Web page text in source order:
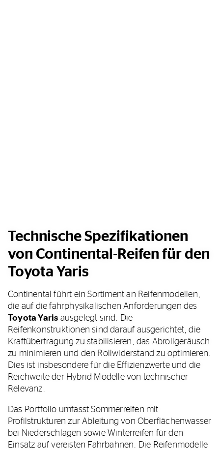
Technische Spezifikationen
von Continental-Reifen für den
Toyota Yaris
Continental führt ein Sortiment an Reifenmodellen,
die auf die fahrphysikalischen Anforderungen des
Toyota Yaris ausgelegt sind. Die
Reifenkonstruktionen sind darauf ausgerichtet, die
Kraftübertragung zu stabilisieren, das Abrollgeräusch
zu minimieren und den Rollwiderstand zu optimieren.
Dies ist insbesondere für die Effizienzwerte und die
Reichweite der Hybrid-Modelle von technischer
Relevanz.
Das Portfolio umfasst Sommerreifen mit
Profilstrukturen zur Ableitung von Oberflächenwasser
bei Niederschlägen sowie Winterreifen für den
Einsatz auf vereisten Fahrbahnen. Die Reifenmodelle